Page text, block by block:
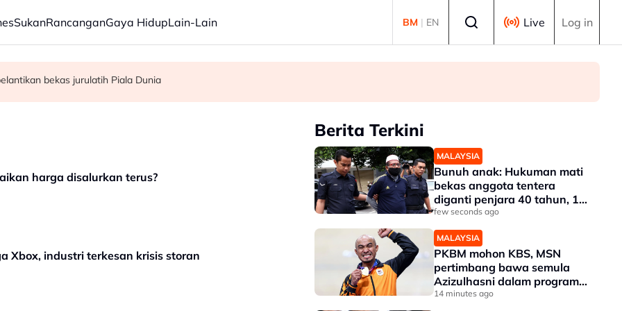
SukanRancanganGaya HidupLain-Lain BM | EN Live Log in
diganti penjara 40 tahun, 12 sebatan
Azizulhasni dalam program RTG
bekas jurulatih Piala Dunia
harga disalurkan terus?
Xbox, industri terkesan krisis storan
Berita Terkini
MALAYSIA
Bunuh anak: Hukuman mati
bekas anggota tentera
diganti penjara 40 tahun, 12
sebatan
few seconds ago
MALAYSIA
PKBM mohon KBS, MSN
pertimbang bawa semula
Azizulhasni dalam program
RTG
14 minutes ago